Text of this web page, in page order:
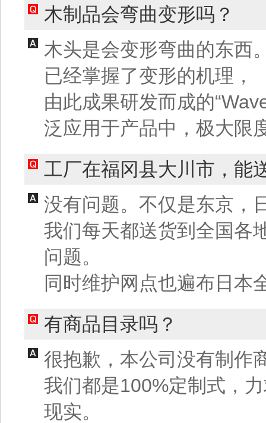
木制品会弯曲变形吗？
木头是会变形弯曲的东西
已经掌握了变形的机理，
由此成果研发而成的
泛应用于产品中，极大限
工厂在福冈县大川市，能
没有问题。不仅是东京，
我们每天都送货到全国各
问题。
同时维护网点也遍布日本
有商品目录吗？
很抱歉，本公司没有制作
我们都是100%定制式，
现实。